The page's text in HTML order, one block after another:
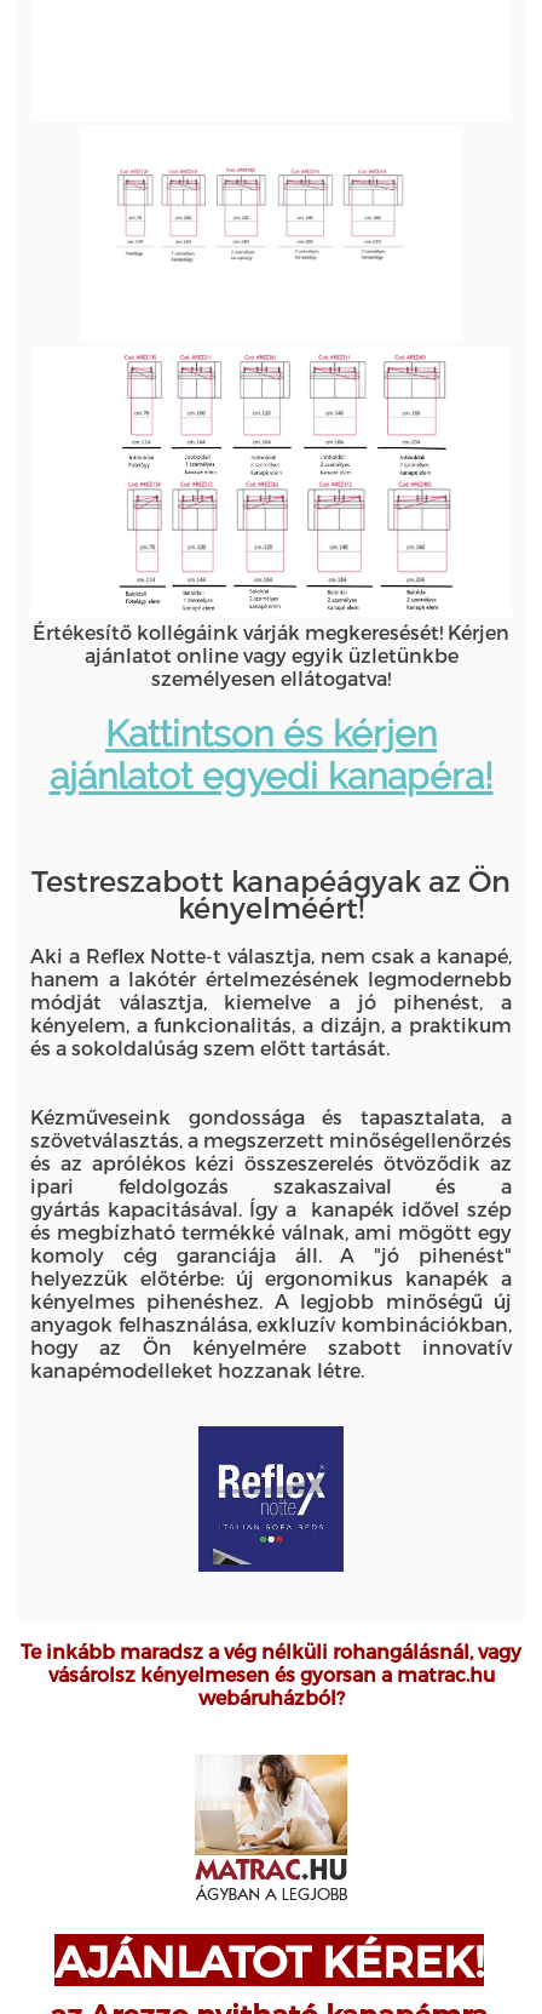
Értékesítő kollégáink várják megkeresését! Kérjen
ajánlatot online vagy egyik üzletünkbe
személyesen ellátogatva!
Kattintson és kérjen
ajánlatot egyedi kanapéra!
Testreszabott kanapéágyak az Ön
kényelméért!
Aki a Reflex Notte-t választja, nem csak a kanapé,
hanem a lakótér értelmezésének legmodernebb
módját választja, kiemelve a jó pihenést, a
kényelem, a funkcionalitás, a dizájn, a praktikum
és a sokoldalúság szem előtt tartását.
Kézműveseink gondossága és tapasztalata, a
szövetválasztás, a megszerzett minőségellenőrzés
és az aprólékos kézi összeszerelés ötvöződik az
ipari feldolgozás szakaszaival és a
gyártás kapacitásával. Így a kanapék idővel szép
és megbízható termékké válnak, ami mögött egy
komoly cég garanciája áll. A "jó pihenést"
helyezzük előtérbe: új ergonomikus kanapék a
kényelmes pihenéshez. A legjobb minőségű új
anyagok felhasználása, exkluzív kombinációkban,
hogy az Ön kényelmére szabott innovatív
kanapémodelleket hozzanak létre.
Te inkább maradsz a vég nélküli rohangálásnál, vagy
vásárolsz kényelmesen és gyorsan a matrac.hu
webáruházból?
AJÁNLATOT KÉREK!